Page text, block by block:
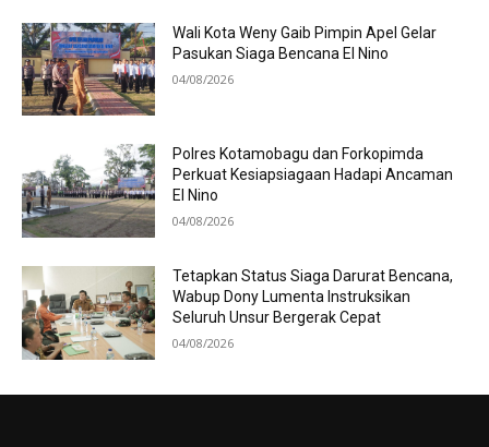
Wali Kota Weny Gaib Pimpin Apel Gelar
Pasukan Siaga Bencana El Nino
04/08/2026
Polres Kotamobagu dan Forkopimda
Perkuat Kesiapsiagaan Hadapi Ancaman
El Nino
04/08/2026
Tetapkan Status Siaga Darurat Bencana,
Wabup Dony Lumenta Instruksikan
Seluruh Unsur Bergerak Cepat
04/08/2026